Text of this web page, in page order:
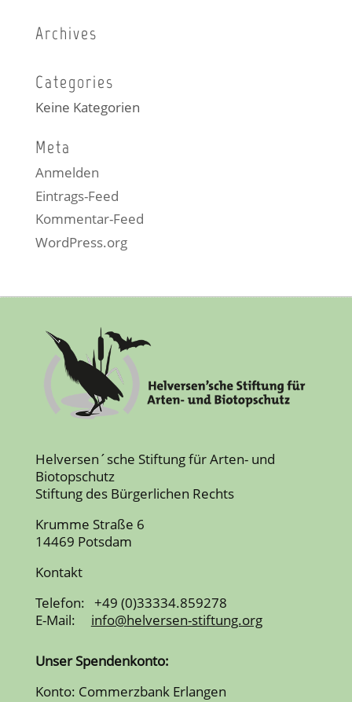
Archives
Categories
Keine Kategorien
Meta
Anmelden
Eintrags-Feed
Kommentar-Feed
WordPress.org
Helversen´sche Stiftung für Arten- und
Biotopschutz
Stiftung des Bürgerlichen Rechts
Krumme Straße 6
14469 Potsdam
Kontakt
Telefon: +49 (0)33334.859278
E-Mail:
info@helversen-stiftung.org
Unser Spendenkonto:
Konto: Commerzbank Erlangen